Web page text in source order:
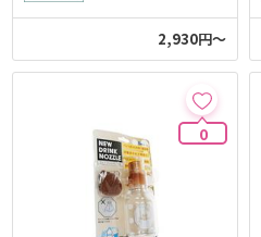
2,930円～
0